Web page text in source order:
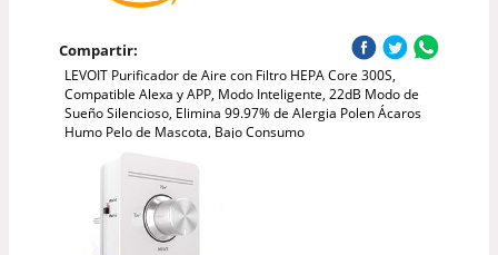
Compartir:
LEVOIT Purificador de Aire con Filtro HEPA Core 300S,
Compatible Alexa y APP, Modo Inteligente, 22dB Modo de
Sueño Silencioso, Elimina 99.97% de Alergia Polen Ácaros
Humo Pelo de Mascota, Bajo Consumo